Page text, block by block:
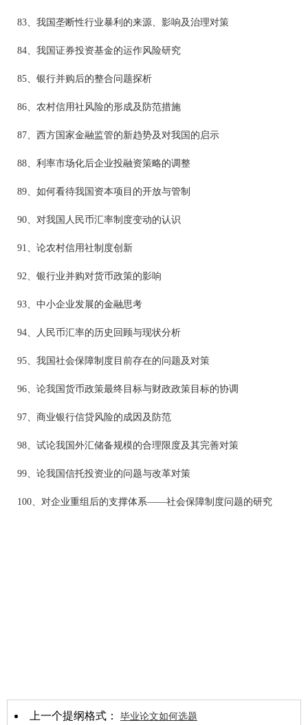
83、我国垄断性行业暴利的来源、影响及治理对策
84、我国证券投资基金的运作风险研究
85、银行并购后的整合问题探析
86、农村信用社风险的形成及防范措施
87、西方国家金融监管的新趋势及对我国的启示
88、利率市场化后企业投融资策略的调整
89、如何看待我国资本项目的开放与管制
90、对我国人民币汇率制度变动的认识
91、论农村信用社制度创新
92、银行业并购对货币政策的影响
93、中小企业发展的金融思考
94、人民币汇率的历史回顾与现状分析
95、我国社会保障制度目前存在的问题及对策
96、论我国货币政策最终目标与财政政策目标的协调
97、商业银行信贷风险的成因及防范
98、试论我国外汇储备规模的合理限度及其完善对策
99、论我国信托投资业的问题与改革对策
100、对企业重组后的支撑体系——社会保障制度问题的研究
上一个提纲格式： 毕业论文如何选题